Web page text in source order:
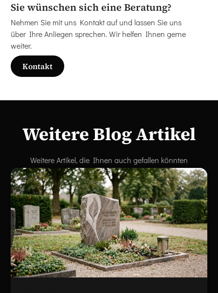
Sie wünschen sich eine Beratung?
Nehmen Sie mit uns Kontakt auf und lassen Sie uns
über Ihre Anliegen sprechen. Wir helfen Ihnen gerne
weiter.
Kontakt
Weitere Blog Artikel
Weitere Artikel, die Ihnen auch gefallen könnten